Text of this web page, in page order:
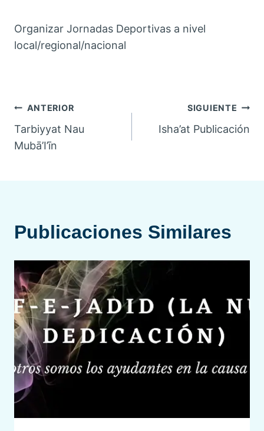
Organizar Jornadas Deportivas a nivel
local/regional/nacional
Navegación
de
ANTERIOR
Tarbiyyat Nau
Mubā’I’īn
SIGUIENTE
Isha’at Publicación
Publicaciones Similares